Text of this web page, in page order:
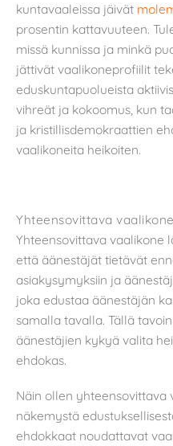
kuntavaaleissa jäivät
prosentin kattavuuteen.
missä kunnissa ja minkä
jättivät vaalikoneprofiilit
eduskuntapuolueista
vihreät ja kokoomus, kun
ja kristillisdemokraattien
vaalikoneita heikoiten.
Yhteensovittava
Yhteensovittava vaalikone
että äänestäjät tietävät
asiakysymyksiin ja
joka edustaa äänestäjän
samalla tavalla. Tällä
äänestäjien kykyä valita
ehdokas.
Näin ollen yhteensovittava
näkemystä
ehdokkaat noudattavat